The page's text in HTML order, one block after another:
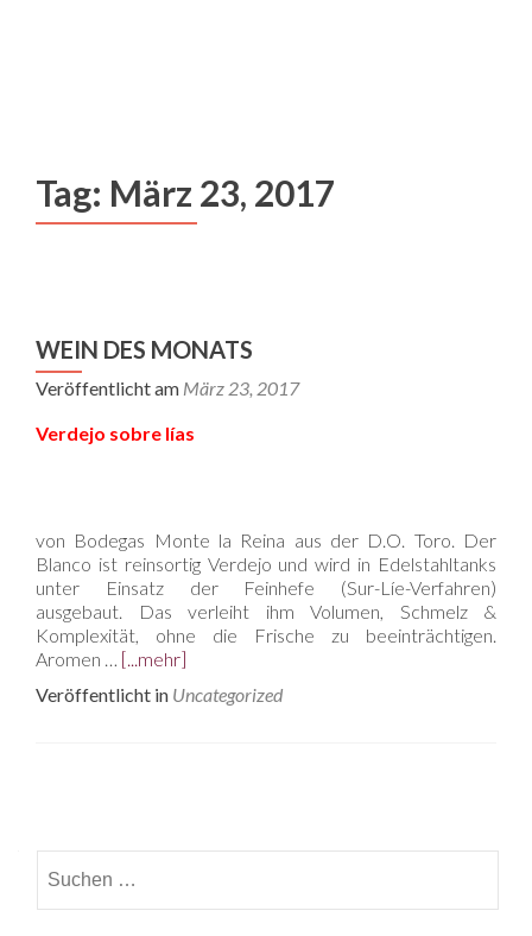
Tag: März 23, 2017
WEIN DES MONATS
Veröffentlicht am März 23, 2017
Verdejo sobre lías
von Bodegas Monte la Reina aus der D.O. Toro. Der
Blanco ist reinsortig Verdejo und wird in Edelstahltanks
unter Einsatz der Feinhefe (Sur-Líe-Verfahren)
ausgebaut. Das verleiht ihm Volumen, Schmelz &
Komplexität, ohne die Frische zu beeinträchtigen.
Aromen … [...mehr]
Veröffentlicht in Uncategorized
Navigation
nach: